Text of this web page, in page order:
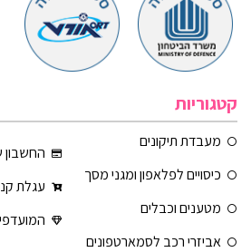
קטגוריות
מעבדת תיקונים
כיסויים לפלאפון ומגני מסך
מטענים וכבלים
אביזרי רכב לסמארטפונים
החשבון
עגלת